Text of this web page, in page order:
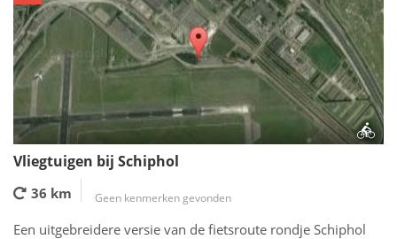
Vliegtuigen bij Schiphol
36 km Geen kenmerken gevonden
Een uitgebreidere versie van de fietsroute rondje Schiphol